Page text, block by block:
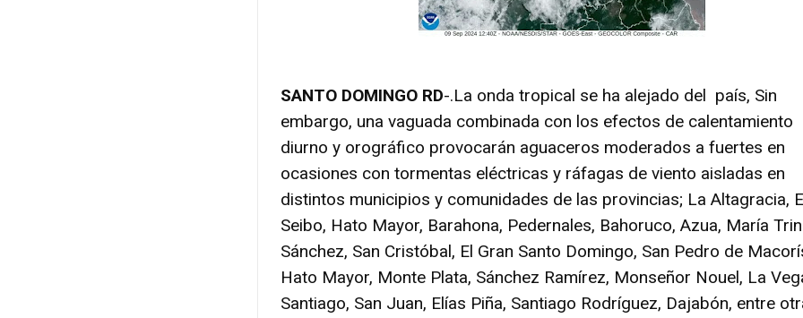
SANTO DOMINGO RD-.La onda tropical se ha alejado del país, Sin
embargo, una vaguada combinada con los efectos de calentamiento
diurno y orográfico provocarán aguaceros moderados a fuertes en
ocasiones con tormentas eléctricas y ráfagas de viento aisladas en
distintos municipios y comunidades de las provincias; La Altagracia,
Seibo, Hato Mayor, Barahona, Pedernales, Bahoruco, Azua, María
Sánchez, San Cristóbal, El Gran Santo Domingo, San Pedro de
Hato Mayor, Monte Plata, Sánchez Ramírez, Monseñor Nouel, La
Santiago, San Juan, Elías Piña, Santiago Rodríguez, Dajabón, entre